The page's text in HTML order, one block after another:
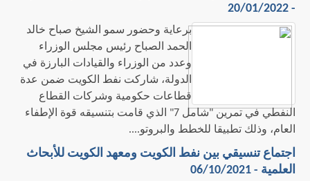
- 20/01/2022
برعاية وحضور سمو الشيخ صباح خالد
الحمد الصباح رئيس مجلس الوزراء
وعدد من الوزراء والقيادات البارزة في
الدولة، شاركت نفط الكويت ضمن عدة
قطاعات حكومية وشركات القطاع
النفطي في تمرين "شامل 7" الذي قامت بتنسيقه قوة الإطفاء
العام، وذلك تطبيقا للخطط والبروتو....
اجتماع تنسيقي بين نفط الكويت ومعهد الكويت للأبحاث
العلمية - 06/10/2021